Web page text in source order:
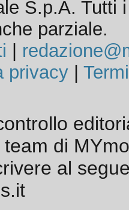
S.p.A. Tutti
parziale.
privacy|
di
al